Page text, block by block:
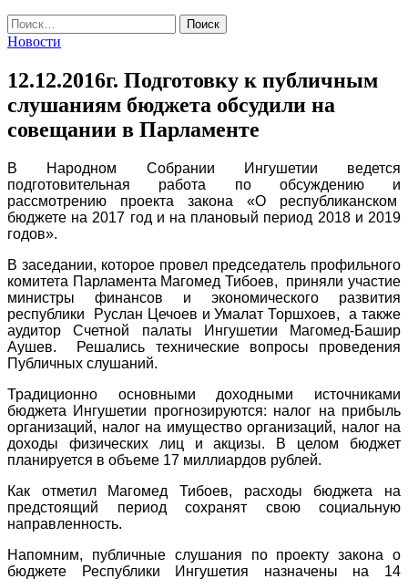
Найти:
Новости
12.12.2016г. Подготовку к публичным
слушаниям бюджета обсудили на
совещании в Парламенте
В Народном Собрании Ингушетии ведется
подготовительная работа по обсуждению и
рассмотрению проекта закона «О республиканском
бюджете на 2017 год и на плановый период 2018 и 2019
годов».
В заседании, которое провел председатель профильного
комитета Парламента Магомед Тибоев, приняли участие
министры финансов и экономического развития
республики Руслан Цечоев и Умалат Торшхоев, а также
аудитор Счетной палаты Ингушетии Магомед-Башир
Аушев. Решались технические вопросы проведения
Публичных слушаний.
Традиционно основными доходными источниками
бюджета Ингушетии прогнозируются: налог на прибыль
организаций, налог на имущество организаций, налог на
доходы физических лиц и акцизы. В целом бюджет
планируется в объеме 17 миллиардов рублей.
Как отметил Магомед Тибоев, расходы бюджета на
предстоящий период сохранят свою социальную
направленность.
Напомним, публичные слушания по проекту закона о
бюджете Республики Ингушетия назначены на 14